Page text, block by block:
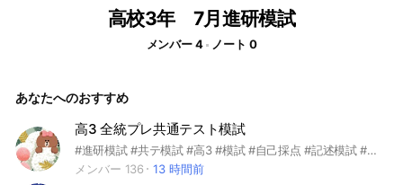
高校3年 7月進研模試
メンバー 4 ノート 0
あなたへのおすすめ
高3 全統プレ共通テスト模試
#進研模試 #共テ模試 #高3 #模試 #自己採点 #記述模試 #駿台ベネッセ記述模試 #ベネッセ #駿台#全統プレ #全統 #共通テスト模試
メンバー 136
13 時間前